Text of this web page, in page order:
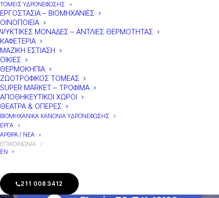
ΤΟΜΕΙΣ ΥΔΡΟΝΕΦΩΣΗΣ
ΕΡΓΟΣΤΑΣΙΑ – ΒΙΟΜΗΧΑΝΙΕΣ
ΟΙΝΟΠΟΙΕΙΑ
ΨΥΚΤΙΚΕΣ ΜΟΝΑΔΕΣ – ΑΝΤΛΙΕΣ ΘΕΡΜΟΤΗΤΑΣ
ΚΑΦΕΤΕΡΙΑ
ΜΑΖΙΚΗ ΕΣΤΙΑΣΗ
ΟΙΚΙΕΣ
ΘΕΡΜΟΚΗΠΙΑ
ΖΩΟΤΡΟΦΙΚΟΣ ΤΟΜΕΑΣ
SUPER MARKET – ΤΡΟΦΙΜΑ
ΑΠΟΘΗΚΕΥΤΙΚΟΙ ΧΩΡΟΙ
ΘΕΑΤΡΑ & ΟΠΕΡΕΣ
ΒΙΟΜΗΧΑΝΙΚΑ KANONIA ΥΔΡΟΝΕΦΩΣΗΣ
ΕΡΓΑ
ΑΡΘΡΑ / ΝΕΑ
ΕΠΙΚΟΙΝΩΝΙΑ
EN
211 0083412
TECHNOMIST | Κεντρικά